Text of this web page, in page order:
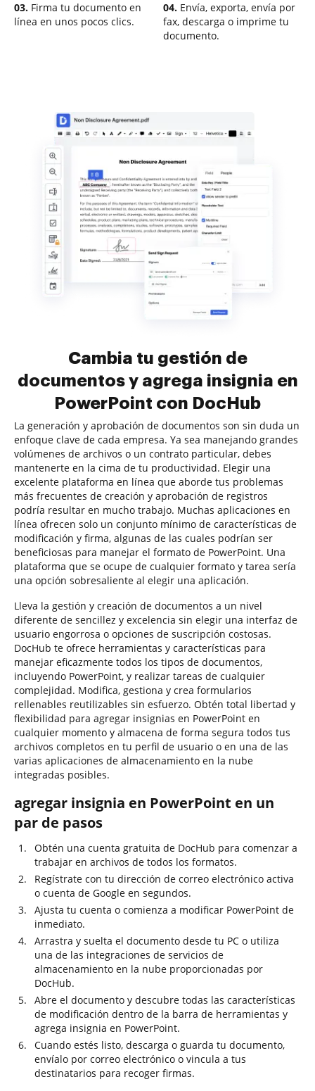
03. Firma tu documento en
línea en unos pocos clics.
04. Envía, exporta, envía por
fax, descarga o imprime tu
documento.
Cambia tu gestión de
documentos y agrega insignia en
PowerPoint con DocHub
La generación y aprobación de documentos son sin duda un
enfoque clave de cada empresa. Ya sea manejando grandes
volúmenes de archivos o un contrato particular, debes
mantenerte en la cima de tu productividad. Elegir una
excelente plataforma en línea que aborde tus problemas
más frecuentes de creación y aprobación de registros
podría resultar en mucho trabajo. Muchas aplicaciones en
línea ofrecen solo un conjunto mínimo de características de
modificación y firma, algunas de las cuales podrían ser
beneficiosas para manejar el formato de PowerPoint. Una
plataforma que se ocupe de cualquier formato y tarea sería
una opción sobresaliente al elegir una aplicación.
Lleva la gestión y creación de documentos a un nivel
diferente de sencillez y excelencia sin elegir una interfaz de
usuario engorrosa o opciones de suscripción costosas.
DocHub te ofrece herramientas y características para
manejar eficazmente todos los tipos de documentos,
incluyendo PowerPoint, y realizar tareas de cualquier
complejidad. Modifica, gestiona y crea formularios
rellenables reutilizables sin esfuerzo. Obtén total libertad y
flexibilidad para agregar insignias en PowerPoint en
cualquier momento y almacena de forma segura todos tus
archivos completos en tu perfil de usuario o en una de las
varias aplicaciones de almacenamiento en la nube
integradas posibles.
agregar insignia en PowerPoint en un
par de pasos
Obtén una cuenta gratuita de DocHub para comenzar a
trabajar en archivos de todos los formatos.
Regístrate con tu dirección de correo electrónico activa
o cuenta de Google en segundos.
Ajusta tu cuenta o comienza a modificar PowerPoint de
inmediato.
Arrastra y suelta el documento desde tu PC o utiliza
una de las integraciones de servicios de
almacenamiento en la nube proporcionadas por
DocHub.
Abre el documento y descubre todas las características
de modificación dentro de la barra de herramientas y
agrega insignia en PowerPoint.
Cuando estés listo, descarga o guarda tu documento,
envíalo por correo electrónico o vincula a tus
destinatarios para recoger firmas.